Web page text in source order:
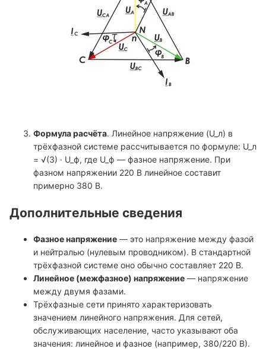
Формула расчёта. Линейное напряжение (U_л) в
трёхфазной системе рассчитывается по формуле: U_л
= √(3) · U_ф, где U_ф — фазное напряжение. При
фазном напряжении 220 В линейное составит
примерно 380 В.
Дополнительные сведения
Фазное напряжение — это напряжение между фазой
и нейтралью (нулевым проводником). В стандартной
трёхфазной системе оно обычно составляет 220 В.
Линейное (межфазное) напряжение — напряжение
между двумя фазами.
Трёхфазные сети принято характеризовать
значением линейного напряжения. Для сетей,
обслуживающих население, часто указывают оба
значения: линейное и фазное (например, 380/220 В).